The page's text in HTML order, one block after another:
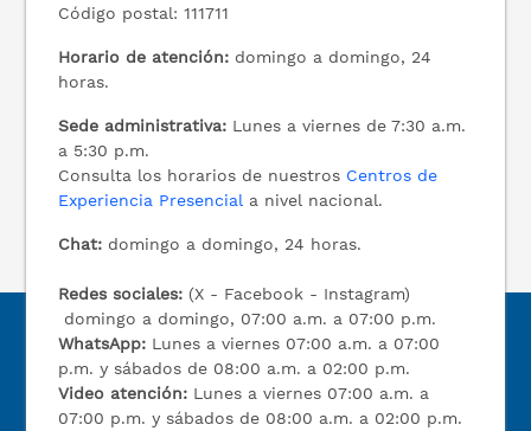
Código postal: 111711
Horario de atención: domingo a domingo, 24
horas.
Sede administrativa: Lunes a viernes de 7:30 a.m.
a 5:30 p.m.
Consulta los horarios de nuestros Centros de
Experiencia Presencial a nivel nacional.
Chat: domingo a domingo, 24 horas.
Redes sociales: (X - Facebook - Instagram)
domingo a domingo, 07:00 a.m. a 07:00 p.m.
WhatsApp: Lunes a viernes 07:00 a.m. a 07:00
p.m. y sábados de 08:00 a.m. a 02:00 p.m.
Video atención: Lunes a viernes 07:00 a.m. a
07:00 p.m. y sábados de 08:00 a.m. a 02:00 p.m.